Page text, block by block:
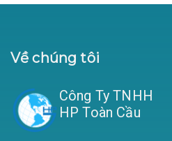
Về chúng tôi
Công Ty TNHH
HP Toàn Cầu